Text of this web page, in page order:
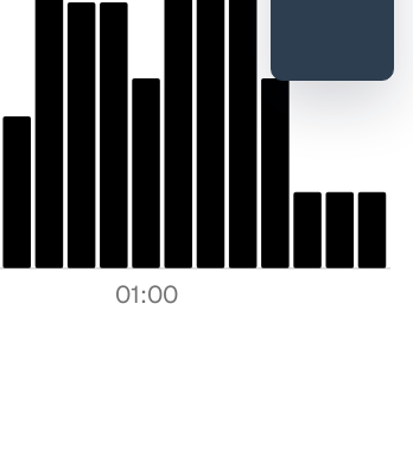
01:00
Enviar feedback